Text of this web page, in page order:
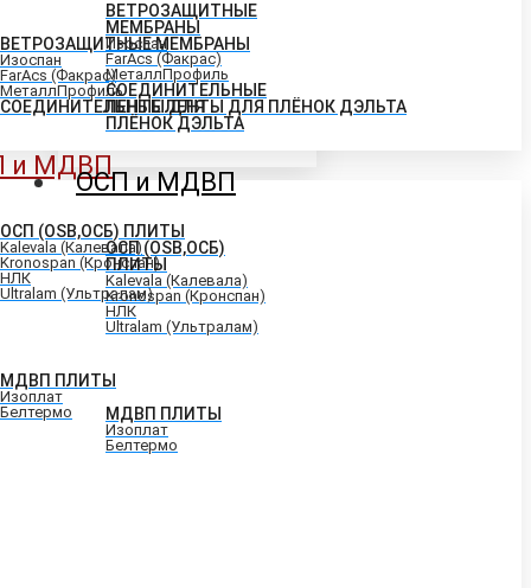
ВЕТРОЗАЩИТНЫЕ
МЕМБРАНЫ
Изоспан
FarAcs (Факрас)
МеталлПрофиль
СОЕДИНИТЕЛЬНЫЕ
ЛЕНТЫ ДЛЯ
ПЛЁНОК ДЭЛЬТА
ОСП и МДВП
ОСП (OSB,ОСБ)
ПЛИТЫ
Kalevala (Калевала)
Kronospan (Кронспан)
НЛК
Ultralam (Ультралам)
МДВП ПЛИТЫ
Изоплат
Белтермо
ВЕТРОЗАЩИТНЫЕ МЕМБРАНЫ
Изоспан
FarAcs (Факрас)
МеталлПрофиль
СОЕДИНИТЕЛЬНЫЕ ЛЕНТЫ ДЛЯ ПЛЁНОК ДЭЛЬТА
и МДВП
ОСП (OSB,ОСБ) ПЛИТЫ
Kalevala (Калевала)
Kronospan (Кронспан)
НЛК
Ultralam (Ультралам)
МДВП ПЛИТЫ
Изоплат
Белтермо